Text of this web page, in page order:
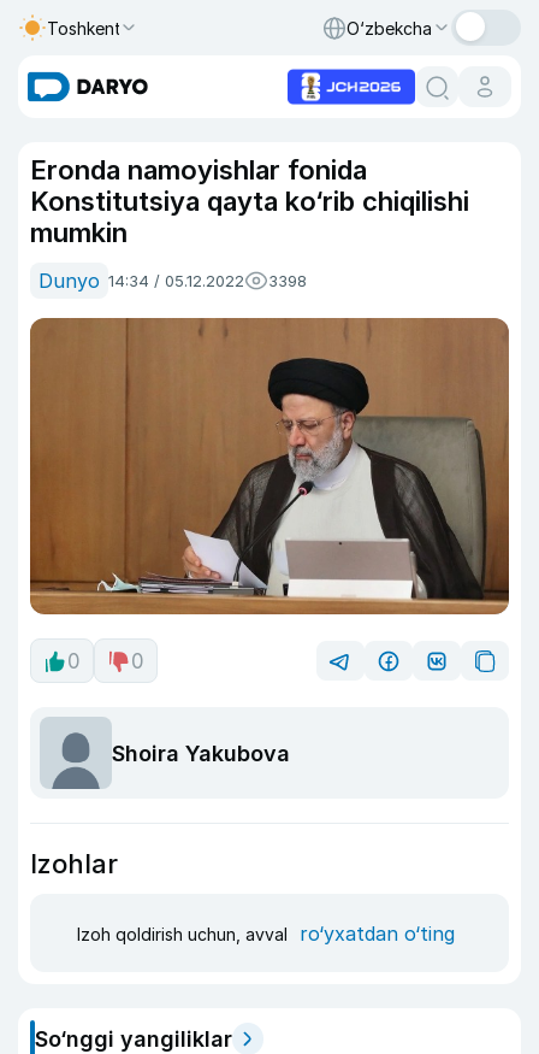
Toshkent O‘zbekcha
Eronda namoyishlar fonida
Konstitutsiya qayta ko‘rib chiqilishi
mumkin
Dunyo 14:34 / 05.12.2022 3398
0 0
Shoira Yakubova
Izohlar
Izoh qoldirish uchun, avval ro‘yxatdan o‘ting
So‘nggi yangiliklar